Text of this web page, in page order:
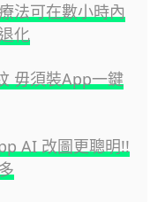
法可在數小時內
化
毋須裝App一鍵
AI 改圖更聰明!!